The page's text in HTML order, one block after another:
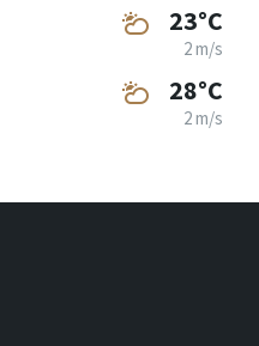
23°C
2 m/s
28°C
2 m/s